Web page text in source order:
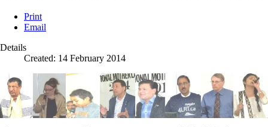
Print
Email
Details
Created: 14 February 2014